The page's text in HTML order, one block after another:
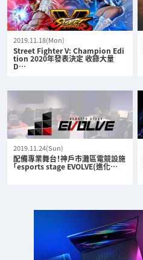
2019.11.18(Mon)
Street Fighter V: Champion Edi
tion 2020年發表決定 收錄大量
D…
2019.11.24(Sun)
配備專業舞台！神戶市灘區電競設施
「esports stage EVOLVE(進化…